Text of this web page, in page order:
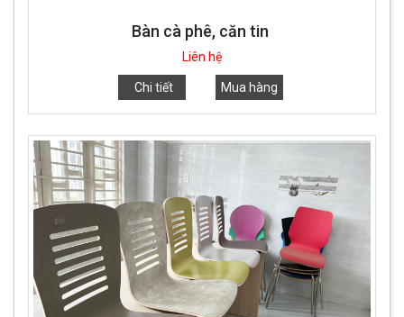
Bàn cà phê, căn tin
Liên hệ
Chi tiết Mua hàng